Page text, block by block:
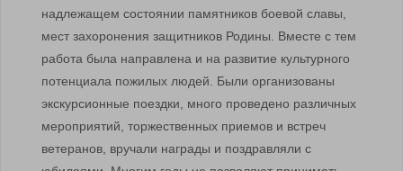
надлежащем состоянии памятников боевой славы,
мест захоронения защитников Родины. Вместе с тем
работа была направлена и на развитие культурного
потенциала пожилых людей. Были организованы
экскурсионные поездки, много проведено различных
мероприятий, торжественных приемов и встреч
ветеранов, вручали награды и поздравляли с